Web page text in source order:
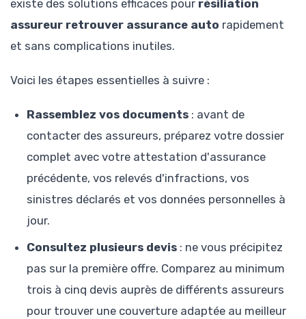
existe des solutions efficaces pour résiliation
assureur retrouver assurance auto rapidement
et sans complications inutiles.
Voici les étapes essentielles à suivre :
Rassemblez vos documents : avant de
contacter des assureurs, préparez votre dossier
complet avec votre attestation d'assurance
précédente, vos relevés d'infractions, vos
sinistres déclarés et vos données personnelles à
jour.
Consultez plusieurs devis : ne vous précipitez
pas sur la première offre. Comparez au minimum
trois à cinq devis auprès de différents assureurs
pour trouver une couverture adaptée au meilleur